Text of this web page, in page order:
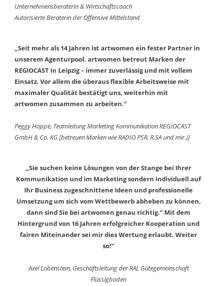
Unternehmensberaterin & Wirtschaftscoach
Autorisierte Beraterin der Offensive Mittelstand
„Seit mehr als 14 Jahren ist artwomen ein fester Partner in
unserem Agenturpool. artwomen betreut Marken der
REGIOCAST in Leipzig – immer zuverlässig und mit vollem
Einsatz. Vor allem die überaus flexible Arbeitsweise mit
maximaler Qualität bestätigt uns, weiterhin mit
artwomen zusammen zu arbeiten.“
Peggy Hoppe, Teamleitung Marketing Kommunikation REGIOCAST
GmbH & Co. KG [betreuen Marken wie RADIO PSR, R.SA und mir.)]
„Sie suchen keine Lösungen von der Stange bei Ihrer
Kommunikation und im Marketing sondern individuell auf
Ihr Business zugeschnittene Ideen und professionelle
Umsetzung um sich vom Wettbewerb abheben zu können,
dann sind Sie bei artwomen genau richtig.“ Mit dem
Hintergrund von 16 Jahren erfolgreicher Kooperation und
fairen Miteinander sei mir dies Wertung erlaubt. Weiter
so!“
Axel Lobenstein, Geschäftsleitung der RAL Gütegemeinschaft
Flüssigboden